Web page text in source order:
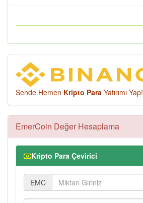
Sende Hemen Kripto Para Yatırımı Yap!
EmerCoin Değer Hesaplama
Kripto Para Çevirici
EMC